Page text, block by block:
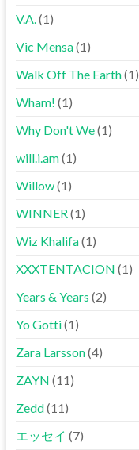
V.A.(1)
Vic Mensa(1)
Walk Off The Earth(1)
Wham! (1)
Why Don't We(1)
will.i.am(1)
Willow(1)
WINNER(1)
Wiz Khalifa(1)
XXXTENTACION (1)
Years & Years (2)
Yo Gotti(1)
Zara Larsson(4)
ZAYN (11)
Zedd(11)
エッセイ (7)